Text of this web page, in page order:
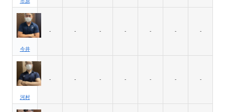
今井
- - - - - - -
河村
- - - - - - -